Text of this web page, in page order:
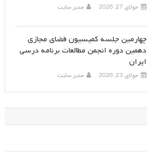
جولای 27, 2026 مدیر سایت
چهارمین جلسه کمیسیون فضای مجازی
دهمین دوره انجمن مطالعات برنامه درسی
ایران
جولای 23, 2026 مدیر سایت